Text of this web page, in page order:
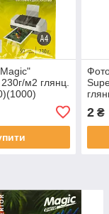
м2 глянц.
2 ₴